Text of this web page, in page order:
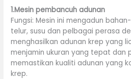
1.Mesin pembancuh adunan
Fungsi: Mesin ini mengadun
telur, susu dan pelbagai perasa
menghasilkan adunan krep yang
menjamin ukuran yang tepat dan
memastikan kualiti adunan yang
krep.